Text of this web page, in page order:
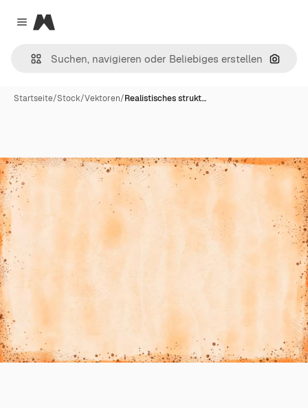
Close menu
Magnific
Nach
Startseite/Stock/Vektoren/Realistisches strukt…